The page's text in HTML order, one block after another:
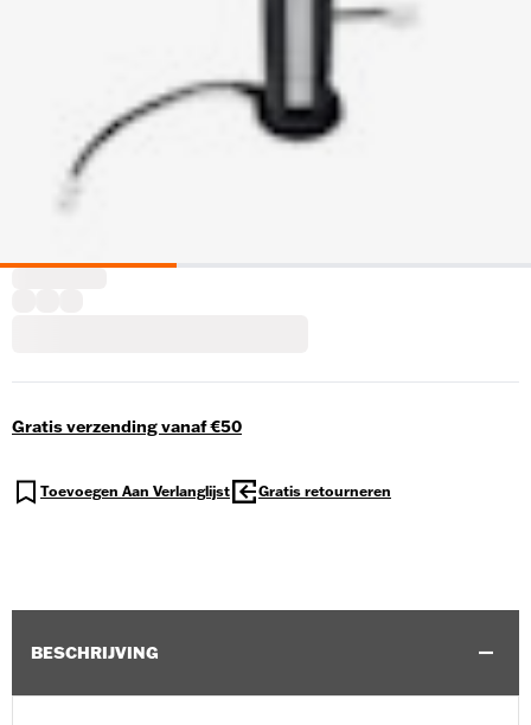
Gratis verzending vanaf €50
Toevoegen Aan Verlanglijst Gratis retourneren
BESCHRIJVING